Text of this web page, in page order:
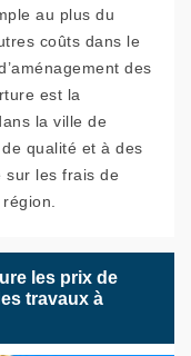
au plus du
coûts dans le
des
est la
la ville de
qualité et à des
sur les frais de
les prix de
travaux à